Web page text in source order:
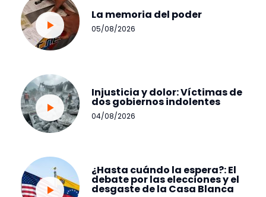
La memoria del poder
05/08/2026
Injusticia y dolor: Víctimas de
dos gobiernos indolentes
04/08/2026
¿Hasta cuándo la espera?: El
debate por las elecciones y el
desgaste de la Casa Blanca